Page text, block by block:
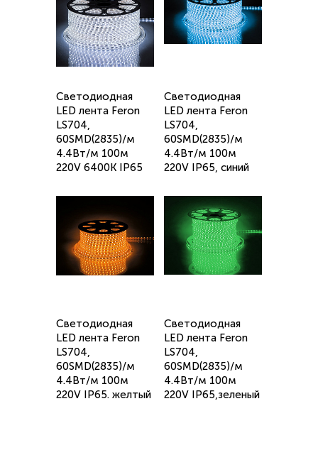
Cветодиодная
LED лента Feron
LS704,
60SMD(2835)/м
4.4Вт/м 100м
220V 6400K IP65
Cветодиодная
LED лента Feron
LS704,
60SMD(2835)/м
4.4Вт/м 100м
220V IP65, синий
Cветодиодная
LED лента Feron
LS704,
60SMD(2835)/м
4.4Вт/м 100м
220V IP65. желтый
Cветодиодная
LED лента Feron
LS704,
60SMD(2835)/м
4.4Вт/м 100м
220V IP65,зеленый